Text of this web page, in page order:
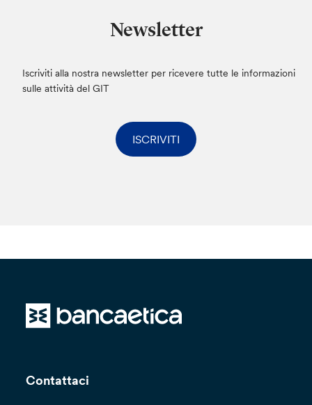
Newsletter
Iscriviti alla nostra newsletter per ricevere tutte le informazioni
sulle attività del GIT
ISCRIVITI
Contattaci